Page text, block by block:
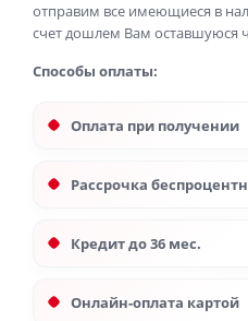
отправим все имеющиеся в
счет дошлем Вам оставшуюся
Способы оплаты:
Оплата при получении
Рассрочка
Кредит до 36 мес.
Онлайн-оплата картой